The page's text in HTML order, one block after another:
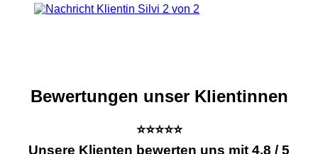
Bewertungen unser Klientinnen
⭐⭐⭐⭐⭐
Unsere Klienten bewerten uns mit 4,8 / 5